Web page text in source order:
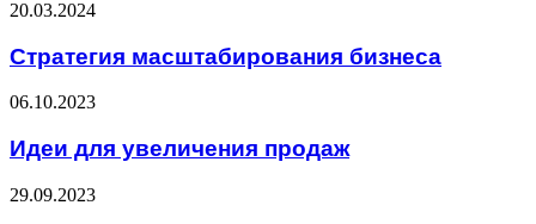
20.03.2024
Стратегия масштабирования бизнеса
06.10.2023
Идеи для увеличения продаж
29.09.2023